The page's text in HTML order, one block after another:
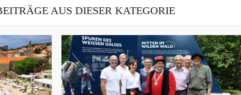
AUS DIESER KATEGORIE